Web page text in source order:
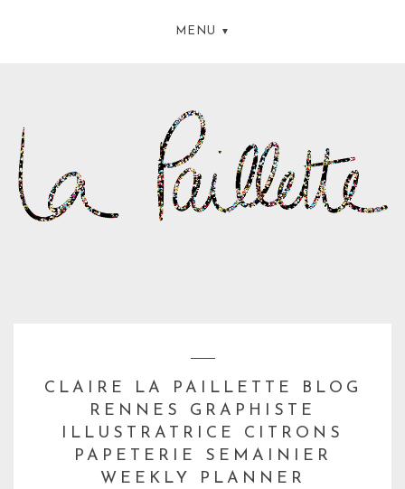
MENU
CLAIRE LA PAILLETTE BLOG
RENNES GRAPHISTE
ILLUSTRATRICE CITRONS
PAPETERIE SEMAINIER
WEEKLY PLANNER